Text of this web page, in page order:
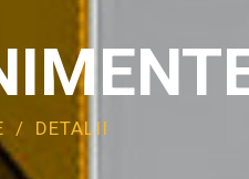
/ DETALII